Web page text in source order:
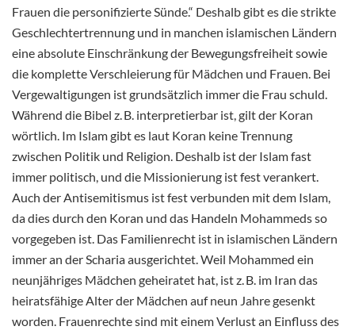
Frauen die personifizierte Sünde.“ Deshalb gibt es die strikte
Geschlechtertrennung und in manchen islamischen Ländern
eine absolute Einschränkung der Bewegungsfreiheit sowie
die komplette Verschleierung für Mädchen und Frauen. Bei
Vergewaltigungen ist grundsätzlich immer die Frau schuld.
Während die Bibel z. B. interpretierbar ist, gilt der Koran
wörtlich. Im Islam gibt es laut Koran keine Trennung
zwischen Politik und Religion. Deshalb ist der Islam fast
immer politisch, und die Missionierung ist fest verankert.
Auch der Antisemitismus ist fest verbunden mit dem Islam,
da dies durch den Koran und das Handeln Mohammeds so
vorgegeben ist. Das Familienrecht ist in islamischen Ländern
immer an der Scharia ausgerichtet. Weil Mohammed ein
neunjähriges Mädchen geheiratet hat, ist z. B. im Iran das
heiratsfähige Alter der Mädchen auf neun Jahre gesenkt
worden. Frauenrechte sind mit einem Verlust an Einfluss des